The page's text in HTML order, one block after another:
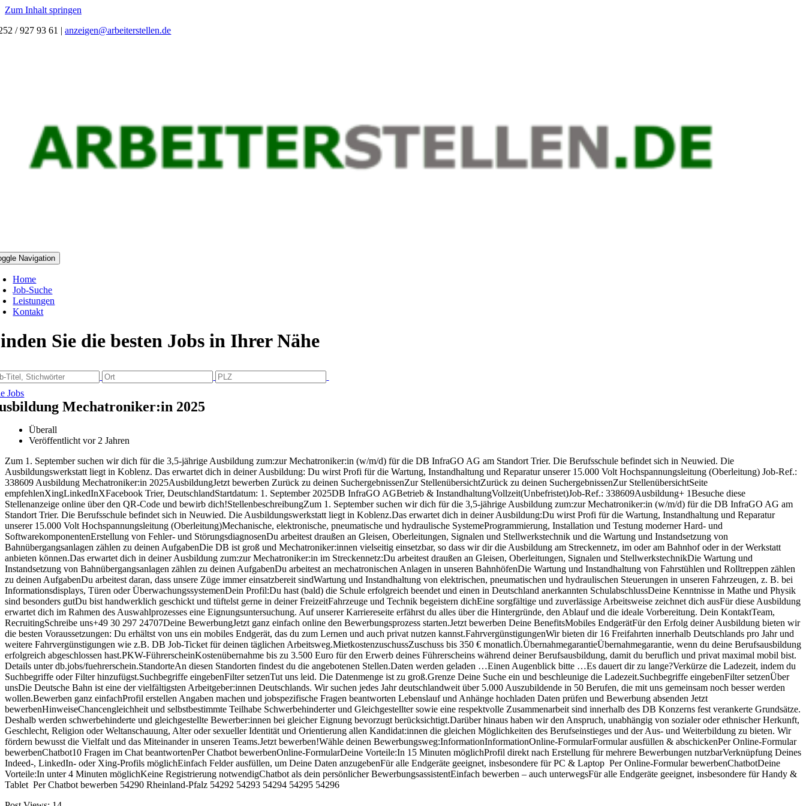
Zum Inhalt springen
/ 927 93 61 |anzeigen@arbeiterstellen.de
Navigation
Home
Job-Suche
Leistungen
Kontakt
Sie die besten Jobs in Ihrer Nähe
Jobs
Mechatroniker:in 2025
Überall
Veröffentlicht vor 2 Jahren
Zum 1. September suchen wir dich für die 3,5-jährige Ausbildung zum:zur Mechatroniker:in (w/m/d) für die DB InfraGO AG am Standort Trier. Die Berufsschule befindet sich in Neuwied. Die
Ausbildungswerkstatt liegt in Koblenz. Das erwartet dich in deiner Ausbildung: Du wirst Profi für die Wartung, Instandhaltung und Reparatur unserer 15.000 Volt Hochspannungsleitung (Oberleitung) Job-Ref.:
338609 Ausbildung Mechatroniker:in 2025AusbildungJetzt bewerben Zurück zu deinen SuchergebnissenZur StellenübersichtZurück zu deinen SuchergebnissenZur StellenübersichtSeite
empfehlenXingLinkedInXFacebook Trier, DeutschlandStartdatum: 1. September 2025DB InfraGO AGBetrieb & InstandhaltungVollzeit(Unbefristet)Job-Ref.: 338609Ausbildung+ 1Besuche diese
Stellenanzeige online über den QR-Code und bewirb dich!StellenbeschreibungZum 1. September suchen wir dich für die 3,5-jährige Ausbildung zum:zur Mechatroniker:in (w/m/d) für die DB InfraGO AG am
Standort Trier. Die Berufsschule befindet sich in Neuwied. Die Ausbildungswerkstatt liegt in Koblenz.Das erwartet dich in deiner Ausbildung:Du wirst Profi für die Wartung, Instandhaltung und Reparatur
unserer 15.000 Volt Hochspannungsleitung (Oberleitung)Mechanische, elektronische, pneumatische und hydraulische SystemeProgrammierung, Installation und Testung moderner Hard- und
SoftwarekomponentenErstellung von Fehler- und StörungsdiagnosenDu arbeitest draußen an Gleisen, Oberleitungen, Signalen und Stellwerkstechnik und die Wartung und Instandsetzung von
Bahnübergangsanlagen zählen zu deinen AufgabenDie DB ist groß und Mechatroniker:innen vielseitig einsetzbar, so dass wir dir die Ausbildung am Streckennetz, im oder am Bahnhof oder in der Werkstatt
anbieten können.Das erwartet dich in deiner Ausbildung zum:zur Mechatroniker:in im Streckennetz:Du arbeitest draußen an Gleisen, Oberleitungen, Signalen und StellwerkstechnikDie Wartung und
Instandsetzung von Bahnübergangsanlagen zählen zu deinen AufgabenDu arbeitest an mechatronischen Anlagen in unseren BahnhöfenDie Wartung und Instandhaltung von Fahrstühlen und Rolltreppen zählen
zu deinen AufgabenDu arbeitest daran, dass unsere Züge immer einsatzbereit sindWartung und Instandhaltung von elektrischen, pneumatischen und hydraulischen Steuerungen in unseren Fahrzeugen, z. B. bei
Informationsdisplays, Türen oder ÜberwachungssystemenDein Profil:Du hast (bald) die Schule erfolgreich beendet und einen in Deutschland anerkannten SchulabschlussDeine Kenntnisse in Mathe und Physik
sind besonders gutDu bist handwerklich geschickt und tüftelst gerne in deiner FreizeitFahrzeuge und Technik begeistern dichEine sorgfältige und zuverlässige Arbeitsweise zeichnet dich ausFür diese Ausbildung
erwartet dich im Rahmen des Auswahlprozesses eine Eignungsuntersuchung. Auf unserer Karriereseite erfährst du alles über die Hintergründe, den Ablauf und die ideale Vorbereitung. Dein KontaktTeam,
RecruitingSchreibe uns+49 30 297 24707Deine BewerbungJetzt ganz einfach online den Bewerbungsprozess starten.Jetzt bewerben Deine BenefitsMobiles EndgerätFür den Erfolg deiner Ausbildung bieten wir
die besten Voraussetzungen: Du erhältst von uns ein mobiles Endgerät, das du zum Lernen und auch privat nutzen kannst.FahrvergünstigungenWir bieten dir 16 Freifahrten innerhalb Deutschlands pro Jahr und
weitere Fahrvergünstigungen wie z.B. DB Job-Ticket für deinen täglichen Arbeitsweg.MietkostenzuschussZuschuss bis 350 € monatlich.ÜbernahmegarantieÜbernahmegarantie, wenn du deine Berufsausbildung
erfolgreich abgeschlossen hast.PKW-FührerscheinKostenübernahme bis zu 3.500 Euro für den Erwerb deines Führerscheins während deiner Berufsausbildung, damit du beruflich und privat maximal mobil bist.
Details unter db.jobs/fuehrerschein.StandorteAn diesen Standorten findest du die angebotenen Stellen.Daten werden geladen …Einen Augenblick bitte …Es dauert dir zu lange?Verkürze die Ladezeit, indem du
Suchbegriffe oder Filter hinzufügst.Suchbegriffe eingebenFilter setzenTut uns leid. Die Datenmenge ist zu groß.Grenze Deine Suche ein und beschleunige die Ladezeit.Suchbegriffe eingebenFilter setzenÜber
unsDie Deutsche Bahn ist eine der vielfältigsten Arbeitgeber:innen Deutschlands. Wir suchen jedes Jahr deutschlandweit über 5.000 Auszubildende in 50 Berufen, die mit uns gemeinsam noch besser werden
wollen.Bewerben ganz einfachProfil erstellen Angaben machen und jobspezifische Fragen beantworten Lebenslauf und Anhänge hochladen Daten prüfen und Bewerbung absenden Jetzt
bewerbenHinweiseChancengleichheit und selbstbestimmte Teilhabe Schwerbehinderter und Gleichgestellter sowie eine respektvolle Zusammenarbeit sind innerhalb des DB Konzerns fest verankerte Grundsätze.
Deshalb werden schwerbehinderte und gleichgestellte Bewerber:innen bei gleicher Eignung bevorzugt berücksichtigt.Darüber hinaus haben wir den Anspruch, unabhängig von sozialer oder ethnischer Herkunft,
Geschlecht, Religion oder Weltanschauung, Alter oder sexueller Identität und Orientierung allen Kandidat:innen die gleichen Möglichkeiten des Berufseinstieges und der Aus- und Weiterbildung zu bieten. Wir
fördern bewusst die Vielfalt und das Miteinander in unseren Teams.Jetzt bewerben!Wähle deinen Bewerbungsweg:InformationInformationOnline-FormularFormular ausfüllen & abschickenPer Online-Formular
bewerbenChatbot10 Fragen im Chat beantwortenPer Chatbot bewerbenOnline-FormularDeine Vorteile:In 15 Minuten möglichProfil direkt nach Erstellung für mehrere Bewerbungen nutzbarVerknüpfung Deines
Indeed-, LinkedIn- oder Xing-Profils möglichEinfach Felder ausfüllen, um Deine Daten anzugebenFür alle Endgeräte geeignet, insbesondere für PC & Laptop Per Online-Formular bewerbenChatbotDeine
Vorteile:In unter 4 Minuten möglichKeine Registrierung notwendigChatbot als dein persönlicher BewerbungsassistentEinfach bewerben – auch unterwegsFür alle Endgeräte geeignet, insbesondere für Handy &
Tablet Per Chatbot bewerben 54290 Rheinland-Pfalz 54292 54293 54294 54295 54296